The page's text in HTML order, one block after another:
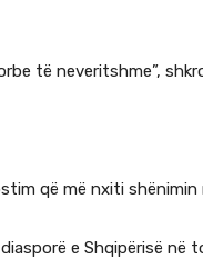
të neveritshme”,
që më nxiti
e Shqipërisë në